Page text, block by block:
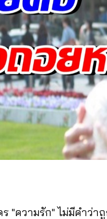
ร "ความรัก" ไม่มีคำว่